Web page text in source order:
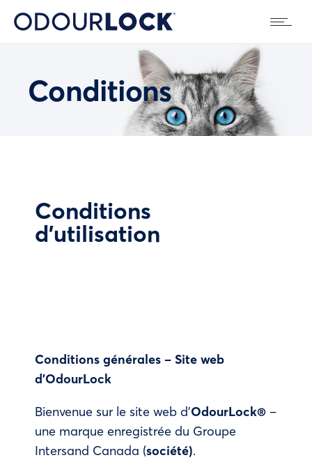
Conditions
Conditions
d’utilisation
Conditions générales – Site web
d’OdourLock
Bienvenue sur le site web d’OdourLock® –
une marque enregistrée du Groupe
Intersand Canada (société).